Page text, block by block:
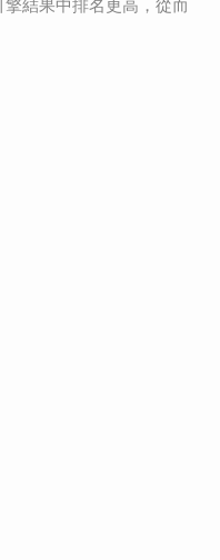
結果中排名更高，從而